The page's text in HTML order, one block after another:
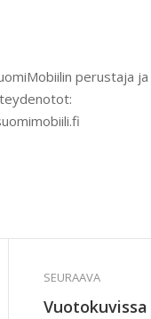
perustaja ja
SEURAAVA